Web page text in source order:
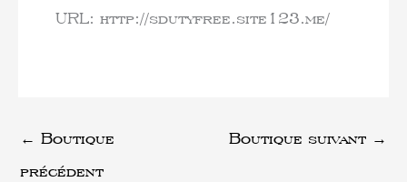
URL: http://sdutyfree.site123.me/
← Boutique
précédent
Boutique suivant →